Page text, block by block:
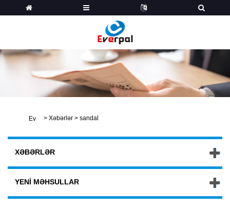
Ev > Xəbərlər > sandal
XƏBƏRLƏR
YENI MƏHSULLAR